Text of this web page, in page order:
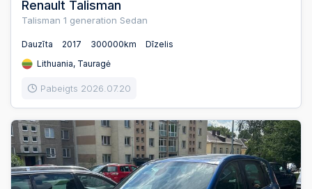
Renault Talisman
Talisman 1 generation Sedan
Dauzīta 2017 300000km
Dīzelis
Lithuania, Tauragė
Pabeigts 2026.07.20